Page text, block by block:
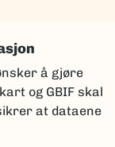
å gjøre
og GBIF skal
at dataene